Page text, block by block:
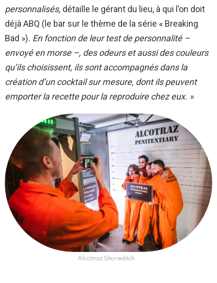
personnalisés, détaille le gérant du lieu, à qui l’on doit
déjà ABQ (le bar sur le thème de la série « Breaking
Bad »). En fonction de leur test de personnalité –
envoyé en morse –, des odeurs et aussi des couleurs
qu’ils choisissent, ils sont accompagnés dans la
création d’un cocktail sur mesure, dont ils peuvent
emporter la recette pour la reproduire chez eux. »
Alcotraz Shoreditch